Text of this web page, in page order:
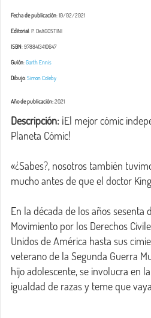
Fecha de publicación: 10/02/2021
Editorial: P. DeAGOSTINI
ISBN: 9788413410647
Guión:Garth Ennis
Dibujo:Simon Coleby
Año de publicación:2021
Descripción: ¡El mejor cómic
Planeta Cómic!
«¿Sabes?, nosotros también
mucho antes de que el doctor
En la década de los años sesenta
Movimiento por los Derechos
Unidos de América hasta sus
veterano de la Segunda Guerra
hijo adolescente, se involucra en
igualdad de razas y teme que